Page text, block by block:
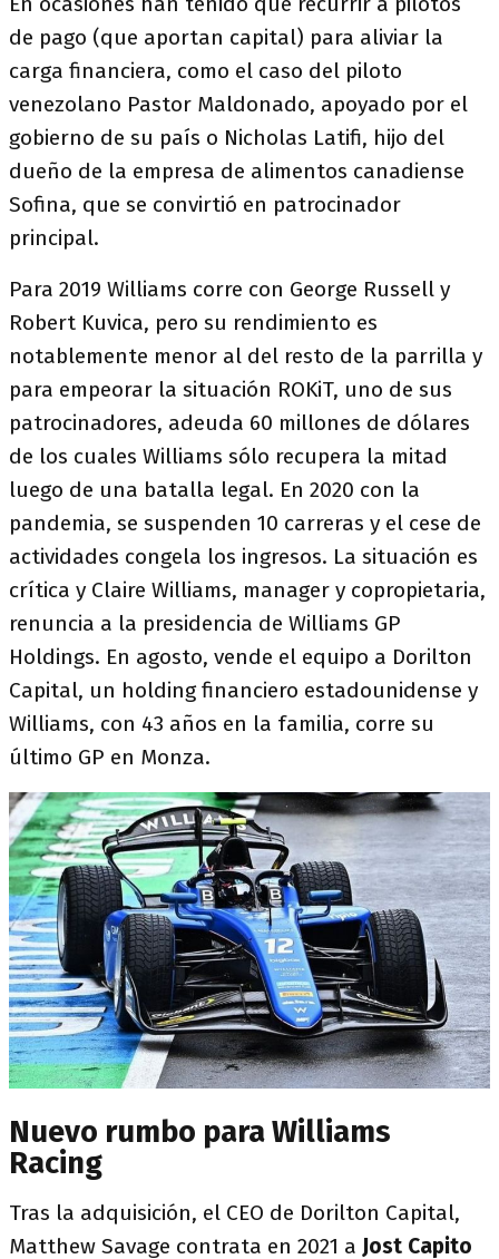
de pago (que aportan capital) para aliviar la
carga financiera, como el caso del piloto
venezolano Pastor Maldonado, apoyado por el
gobierno de su país o Nicholas Latifi, hijo del
dueño de la empresa de alimentos canadiense
Sofina, que se convirtió en patrocinador
principal.
Para 2019 Williams corre con George Russell y
Robert Kuvica, pero su rendimiento es
notablemente menor al del resto de la parrilla y
para empeorar la situación ROKiT, uno de sus
patrocinadores, adeuda 60 millones de dólares
de los cuales Williams sólo recupera la mitad
luego de una batalla legal. En 2020 con la
pandemia, se suspenden 10 carreras y el cese de
actividades congela los ingresos. La situación es
crítica y Claire Williams, manager y copropietaria,
renuncia a la presidencia de Williams GP
Holdings. En agosto, vende el equipo a Dorilton
Capital, un holding financiero estadounidense y
Williams, con 43 años en la familia, corre su
último GP en Monza.
Nuevo rumbo para Williams
Racing
Tras la adquisición, el CEO de Dorilton Capital,
Matthew Savage contrata en 2021 a Jost Capito